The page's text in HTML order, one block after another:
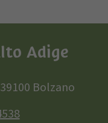
Adige
Bolzano